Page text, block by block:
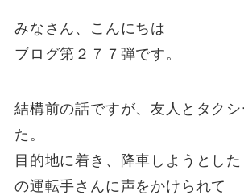
みなさん、こんにちは
ブログ第２７７弾です。
結構前の話ですが、友人とタク
た。
目的地に着き、降車しようとし
の運転手さんに声をかけられて